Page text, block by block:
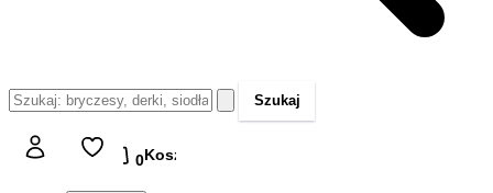
Szukaj
Koszyk 0Koszyk